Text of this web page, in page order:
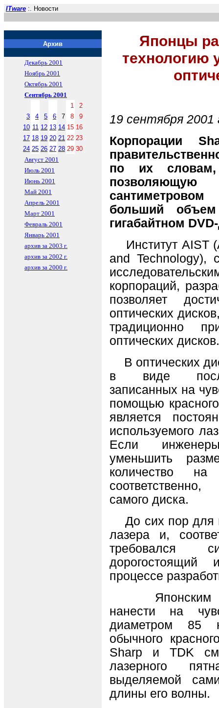
ITware :. Новости
Архив
Декабрь 2001
Ноябрь 2001
Октябрь 2001
Сентябрь 2001
1
2
3
4 5 6 7 8
9
10 11 12 13 14 15 16
17 18 19 20 21 22 23
24 25 26 27 28 29 30
Август 2001
Июль 2001
Июнь 2001
Май 2001
Апрель 2001
Март 2001
Февраль 2001
Январь 2001
архив за 2003 г.
архив за 2002 г.
архив за 2000 г.
Японцы
технологию
19 сентября 2001
Корпорации
по их словам,
больший
гигабайтном
Институт AIST
and Technology),
корпораций,
позволяет
оптических
традиционно
оптических дисков.
В оптических
в виде
записанных на
помощью
является
используемого
Если
уменьшить
количество
самого диска.
До сих пор для
лазера и,
требовался
процессе
Японcким
нанести на
диаметром 85
обычного
Sharp и TDK
лазерного
выделяемой
длины его волны.